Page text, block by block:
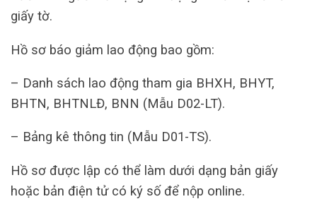
giấy tờ.
Hồ sơ báo giảm lao động bao gồm:
– Danh sách lao động tham gia BHXH, BHYT,
BHTN, BHTNLĐ, BNN (Mẫu D02-LT).
– Bảng kê thông tin (Mẫu D01-TS).
Hồ sơ được lập có thể làm dưới dạng bản giấy
hoặc bản điện tử có ký số để nộp online.